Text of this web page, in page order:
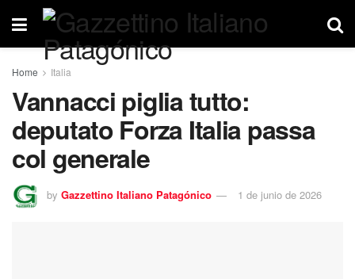
Home Italia
Vannacci piglia tutto:
deputato Forza Italia passa
col generale
by Gazzettino Italiano Patagónico 1 de junio de 2026